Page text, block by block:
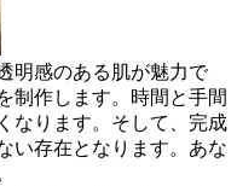
明感のある肌が魅力で
制作します。時間と手間
なります。そして、完成
い存在となります。あな